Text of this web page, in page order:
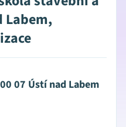
Labem,
07 Ústí nad Labem